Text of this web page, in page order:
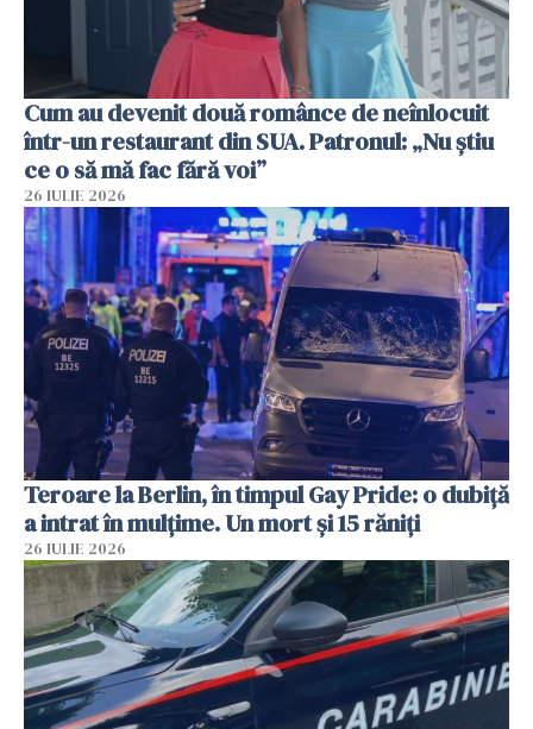
Cum au devenit două românce de neînlocuit
într-un restaurant din SUA. Patronul: „Nu știu
ce o să mă fac fără voi”
26 IULIE 2026
Teroare la Berlin, în timpul Gay Pride: o dubiță
a intrat în mulțime. Un mort și 15 răniți
26 IULIE 2026